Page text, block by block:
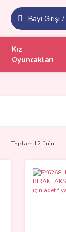
Bayi Girişi /
Kız
Oyuncakları
Toplam 12 ürün